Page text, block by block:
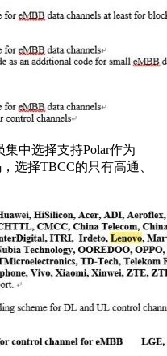
中选择支持Polar作为
选择TBCC的只有高通、